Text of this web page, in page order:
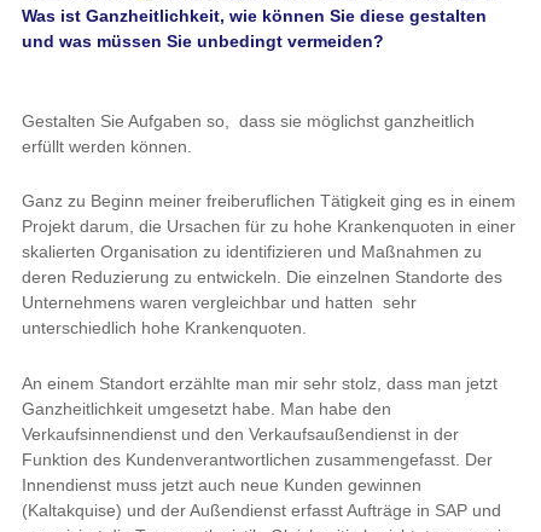
Was ist Ganzheitlichkeit, wie können Sie diese gestalten
und was müssen Sie unbedingt vermeiden?
Gestalten Sie Aufgaben so, dass sie möglichst ganzheitlich
erfüllt werden können.
Ganz zu Beginn meiner freiberuflichen Tätigkeit ging es in einem
Projekt darum, die Ursachen für zu hohe Krankenquoten in einer
skalierten Organisation zu identifizieren und Maßnahmen zu
deren Reduzierung zu entwickeln. Die einzelnen Standorte des
Unternehmens waren vergleichbar und hatten sehr
unterschiedlich hohe Krankenquoten.
An einem Standort erzählte man mir sehr stolz, dass man jetzt
Ganzheitlichkeit umgesetzt habe. Man habe den
Verkaufsinnendienst und den Verkaufsaußendienst in der
Funktion des Kundenverantwortlichen zusammengefasst. Der
Innendienst muss jetzt auch neue Kunden gewinnen
(Kaltakquise) und der Außendienst erfasst Aufträge in SAP und